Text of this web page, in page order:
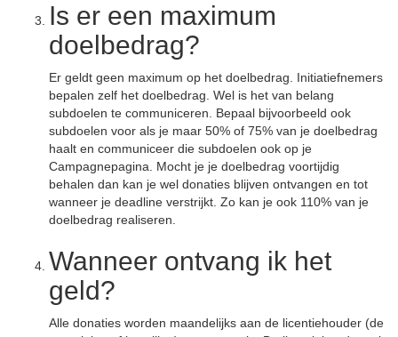
Is er een maximum
doelbedrag?
Er geldt geen maximum op het doelbedrag. Initiatiefnemers
bepalen zelf het doelbedrag. Wel is het van belang
subdoelen te communiceren. Bepaal bijvoorbeeld ook
subdoelen voor als je maar 50% of 75% van je doelbedrag
haalt en communiceer die subdoelen ook op je
Campagnepagina. Mocht je je doelbedrag voortijdig
behalen dan kan je wel donaties blijven ontvangen en tot
wanneer je deadline verstrijkt. Zo kan je ook 110% van je
doelbedrag realiseren.
Wanneer ontvang ik het
geld?
Alle donaties worden maandelijks aan de licentiehouder (de